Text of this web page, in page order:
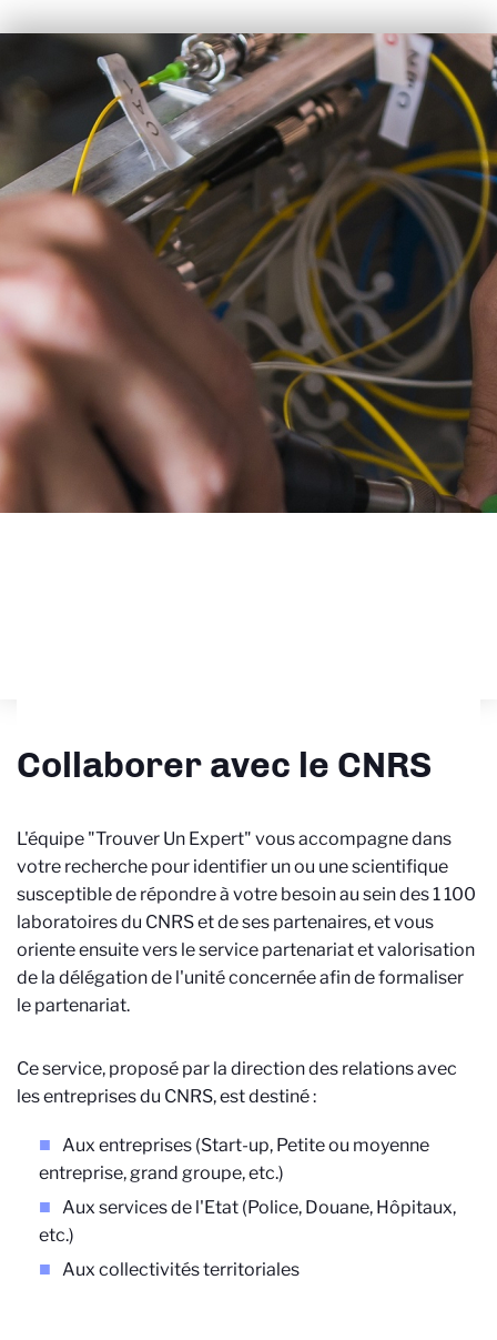
Collaborer avec le CNRS
L'équipe "Trouver Un Expert" vous accompagne dans
votre recherche pour identifier un ou une scientifique
susceptible de répondre à votre besoin au sein des 1 100
laboratoires du CNRS et de ses partenaires, etvous
oriente ensuite vers le service partenariat et valorisation
de la délégation de l'unité concernée afin de formaliser
le partenariat.
Ce service, proposé par la direction des relations avec
les entreprises du CNRS, est destiné :
Aux entreprises (Start-up, Petite ou moyenne
entreprise, grand groupe, etc.)
Aux services de l'Etat (Police, Douane, Hôpitaux,
etc.)
Aux collectivités territoriales